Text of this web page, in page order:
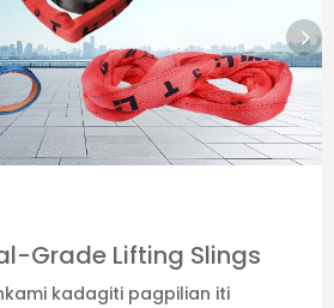
Grade Lifting Slings
kadagiti pagpilian iti